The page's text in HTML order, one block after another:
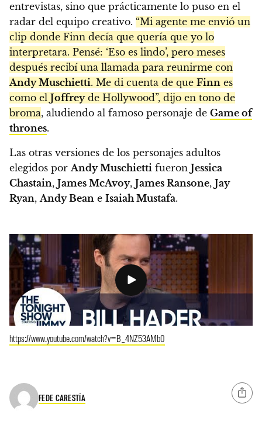
entrevistas, sino que prácticamente lo puso en el
radar del equipo creativo. “Mi agente me envió un
clip donde Finn decía que quería que yo lo
interpretara. Pensé: ‘Eso es lindo’, pero meses
después recibí una llamada para reunirme con
Andy Muschietti. Me di cuenta de que Finn es
como el Joffreyde Hollywood”, dijo en tono de
broma, aludiendo al famoso personaje de Game of
thrones.
Las otras versiones de los personajes adultos
elegidos porAndy Muschietti fueron Jessica
Chastain, James McAvoy, James Ransone, Jay
Ryan,Andy Bean e Isaiah Mustafa.
https://www.youtube.com/watch?v=B_4NZ53AMb0
FEDE CARESTÍA